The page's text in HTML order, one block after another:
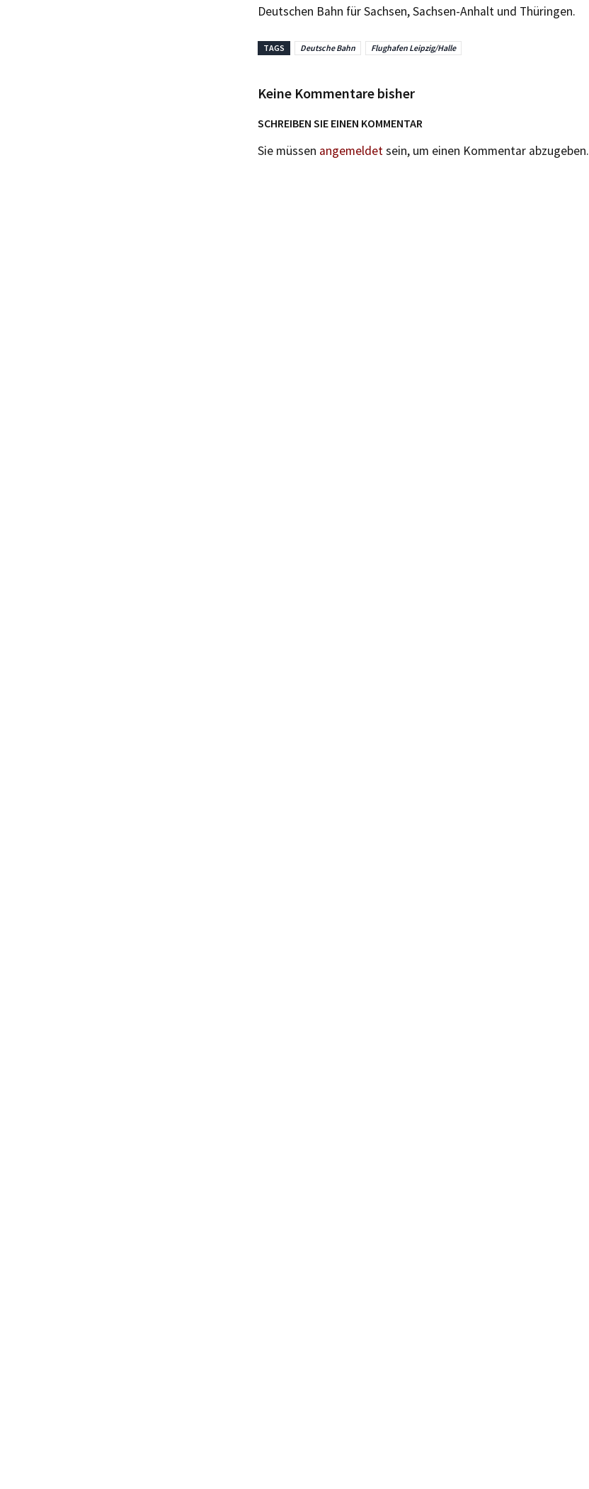
Deutschen Bahn für Sachsen, Sachsen-Anhalt und Thüringen.
TAGS Deutsche Bahn Flughafen Leipzig/Halle
Keine Kommentare bisher
SCHREIBEN SIE EINEN KOMMENTAR
Sie müssen angemeldetsein, um einen Kommentar abzugeben.